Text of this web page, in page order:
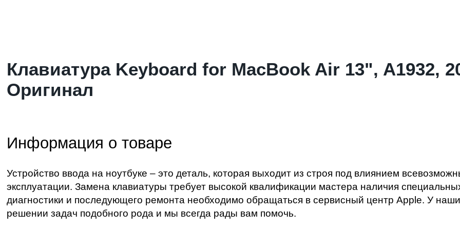
Клавиатура Keyboard for MacBook Air 13", A1932,
Оригинал
Информация о товаре
Устройство ввода на ноутбуке – это деталь, которая выходит из строя под влиянием
эксплуатации. Замена клавиатуры требует высокой квалификации мастера наличия
диагностики и последующего ремонта необходимо обращаться в сервисный центр Apple. У
решении задач подобного рода и мы всегда рады вам помочь.